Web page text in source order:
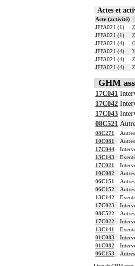
Actes et
Acte (activité)
JFFA021 (1)
JFFA021 (1)
JFFA021 (4)
JFFA021 (4)
JFFA021 (4)
JFFA021 (4)
GHM
17C041
17C042
17C043
08C521
08C271
10C081
17C044
13C143
17C021
10C082
06C151
06C152
13C142
17C023
08C522
17C022
13C141
01C083
01C082
06C153